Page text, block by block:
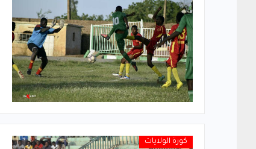
كورة الولايات